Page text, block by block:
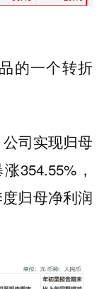
的一个转折
司实现归母
354.55%，
归母净利润